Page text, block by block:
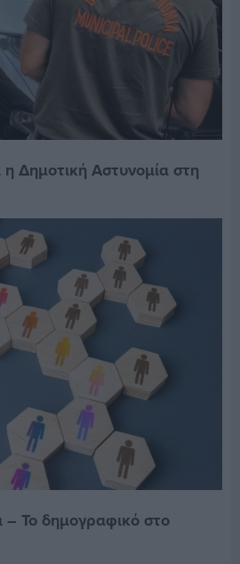
Δημοτική Αστυνομία στη
– Το δημογραφικό στο